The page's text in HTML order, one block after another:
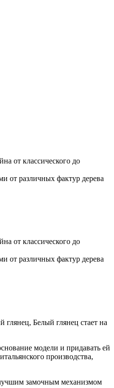
от классического до
от различных фактур дерева
от классического до
от различных фактур дерева
глянец, Белый глянец стает на
модели и придавать ей
производства,
замочным механизмом